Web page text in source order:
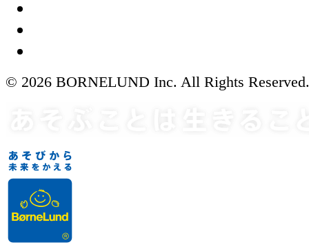
© 2026 BORNELUND Inc. All Rights Reserved.